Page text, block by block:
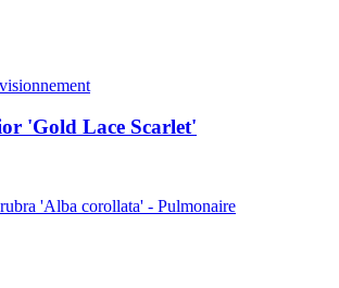
'Gold Lace Scarlet'